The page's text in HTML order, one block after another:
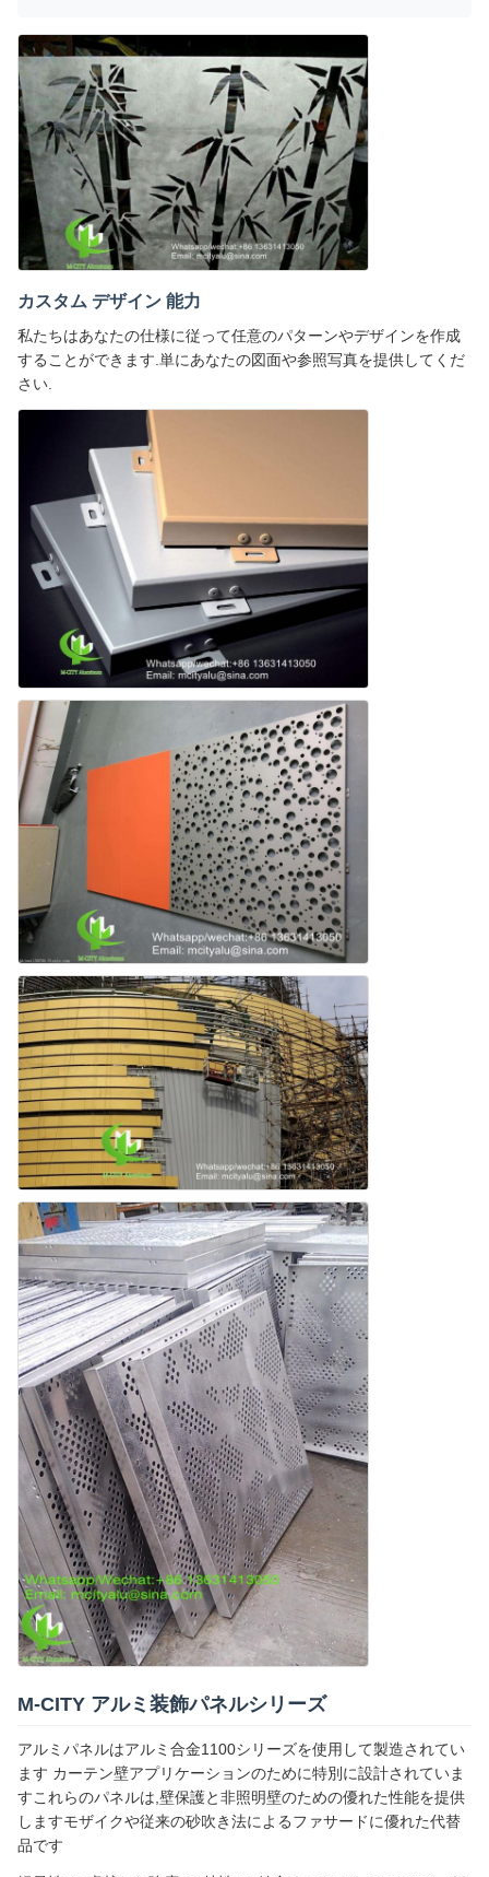
カスタム デザイン 能力
私たちはあなたの仕様に従って任意のパターンやデザインを作成
することができます.単にあなたの図面や参照写真を提供してくだ
さい.
M-CITY アルミ装飾パネルシリーズ
アルミパネルはアルミ合金1100シリーズを使用して製造されてい
ます カーテン壁アプリケーションのために特別に設計されていま
すこれらのパネルは,壁保護と非照明壁のための優れた性能を提供
しますモザイクや従来の砂吹き法によるファサードに優れた代替
品です